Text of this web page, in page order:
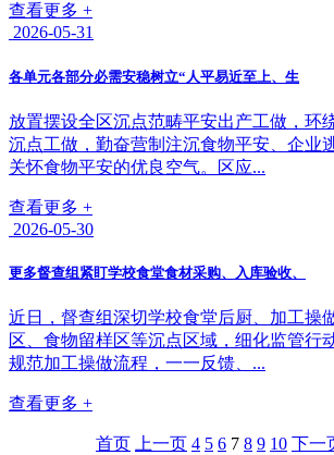
查看更多 +
2026-05-31
各单元各部分必需安稳树立“人平易近至上、生
放置摆设全区沉点范畴平安出产工做，环
沉点工做，勤奋营制注沉食物平安、企业
关怀食物平安的优良空气。区应...
查看更多 +
2026-05-30
更多督查组紧盯学校食堂食材采购、入库验收、
近日，督查组深切学校食堂后厨、加工操
区、食物留样区等沉点区域，细化监管行
规范加工操做流程，一一反馈、...
查看更多 +
首页 上一页 4 5 6 7 8 9 10 下一